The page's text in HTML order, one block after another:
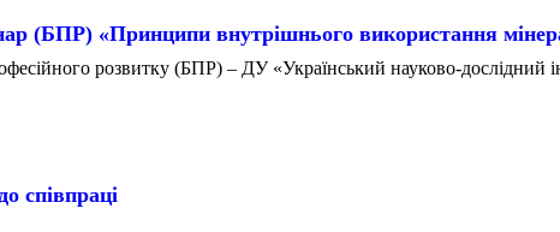
(БПР) «Принципи внутрішнього використання
розвитку (БПР) – ДУ «Український науково-дослідний
співпраці